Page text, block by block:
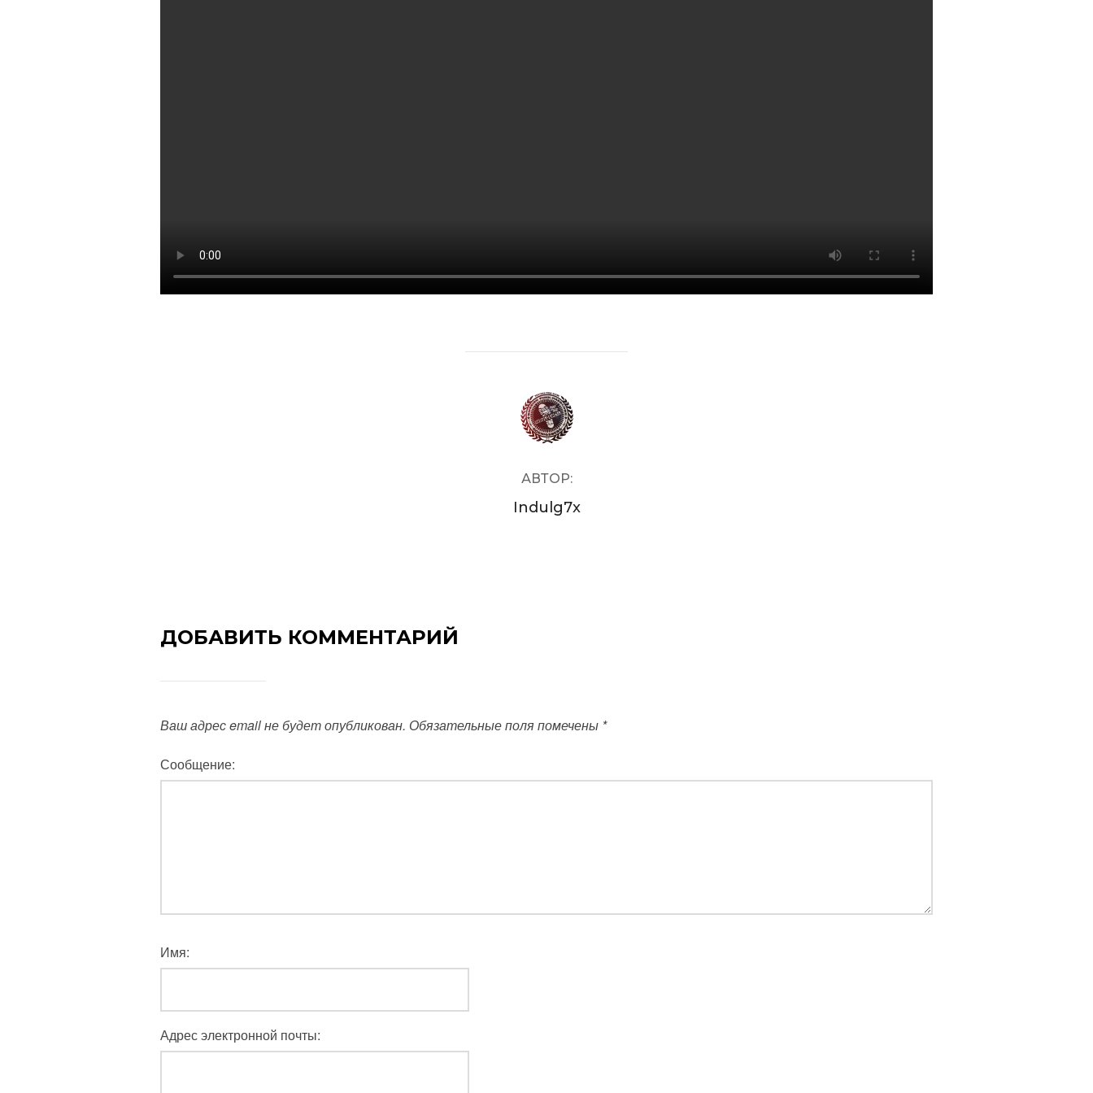
АВТОР ЗАПИСИ
АВТОР:
Indulg7x
ДОБАВИТЬ КОММЕНТАРИЙ
Ваш адрес email не будет опубликован. Обязательные поля помечены *
Сообщение:
Имя:
Адрес электронной почты: